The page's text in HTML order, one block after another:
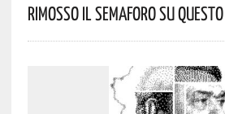
Rimosso Il Semaforo Su